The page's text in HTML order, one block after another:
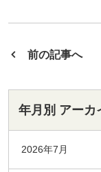
前の記事へ
年月別 アーカ
2026年7月